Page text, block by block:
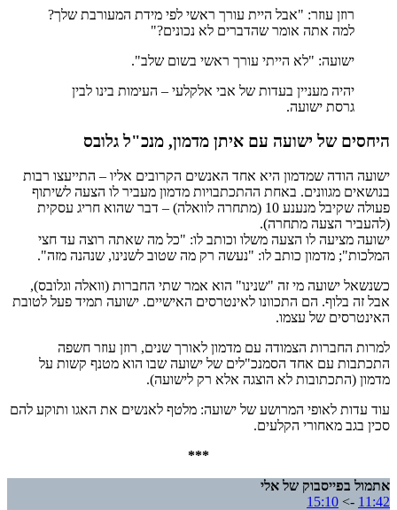
רוזן עוזר: "אבל היית עורך ראשי לפי מידת המעורבת שלך?
למה אתה אומר שהדברים לא נכונים?"
ישועה: "לא הייתי עורך ראשי בשום שלב".
יהיה מעניין בעדות של אבי אלקלעי – העימות בינו לבין
גרסת ישועה.
היחסים של ישועה עם איתן מדמון, מנכ"ל גלובס
ישועה הודה שמדמון היא אחד האנשים הקרובים אליו – התייעצו רבות
בנושאים מגוונים. באחת ההתכתבויות מדמון מעביר לו הצעה לשיתוף
פעולה שקיבל מנענע 10 (מתחרה לוואלה) – דבר שהוא חריג עסקית
(להעביר הצעה מתחרה).
ישועה מציעה לו הצעה משלו וכותב לו: "כל מה שאתה רוצה עד חצי
המלכות"; מדמון כותב לו: "נעשה רק מה שטוב לשנינו, שנהנה מזה".
כשנשאל ישועה מי זה "שנינו" הוא אמר שתי החברות (וואלה וגלובס),
אבל זה בלוף. הם התכוונו לאינטרסים האישיים. ישועה תמיד פעל לטובת
האינטרסים של עצמו.
למרות החברות הצמודה עם מדמון לאורך שנים, רוזן עוזר חשפה
התכתבות עם אחד הסמנכ"לים של ישועה שבו הוא מטנף קשות על
מדמון (התכתובות לא הוצגה אלא רק לישועה).
עוד עדות לאופי המרושע של ישועה: מלטף לאנשים את האגו ותוקע להם
סכין בגב מאחורי הקלעים.
***
אתמול בפייסבוק של אלי
11:42
->
15:10